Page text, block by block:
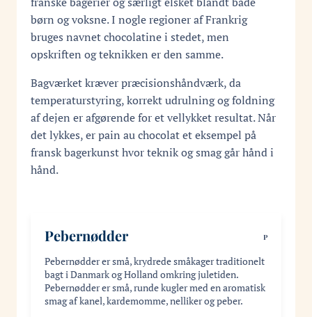
børn og voksne. I nogle regioner af Frankrig
bruges navnet chocolatine i stedet, men
opskriften og teknikken er den samme.
Bagværket kræver præcisionshåndværk, da
temperaturstyring, korrekt udrulning og foldning
af dejen er afgørende for et vellykket resultat. Når
det lykkes, er pain au chocolat et eksempel på
fransk bagerkunst hvor teknik og smag går hånd i
hånd.
Pebernødder P
Pebernødder er små, krydrede småkager traditionelt
bagt i Danmark og Holland omkring juletiden.
Pebernødder er små, runde kugler med en aromatisk
smag af kanel, kardemomme, nelliker og peber.